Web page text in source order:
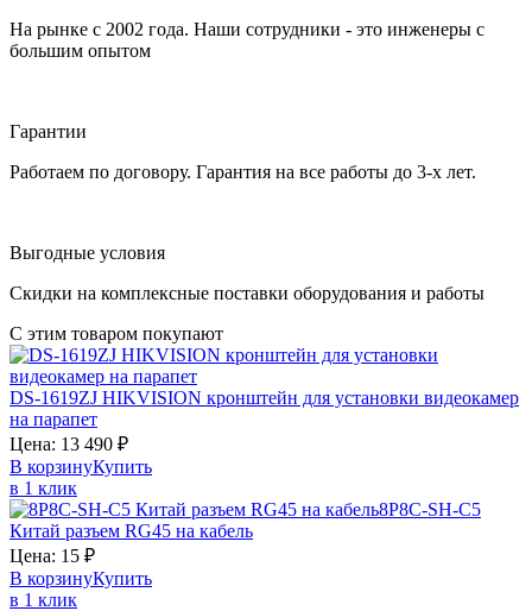
На рынке с 2002 года. Наши сотрудники - это инженеры с
большим опытом
Гарантии
Работаем по договору. Гарантия на все работы до 3-х лет.
Выгодные условия
Скидки на комплексные поставки оборудования и работы
С этим товаром покупают
DS-1619ZJ HIKVISION кронштейн для установки видеокамер
на парапет
Цена: 13 490 ₽
В корзинуКупить
в 1 клик
8P8C-SH-С5
Китай разъем RG45 на кабель
Цена: 15 ₽
В корзинуКупить
в 1 клик